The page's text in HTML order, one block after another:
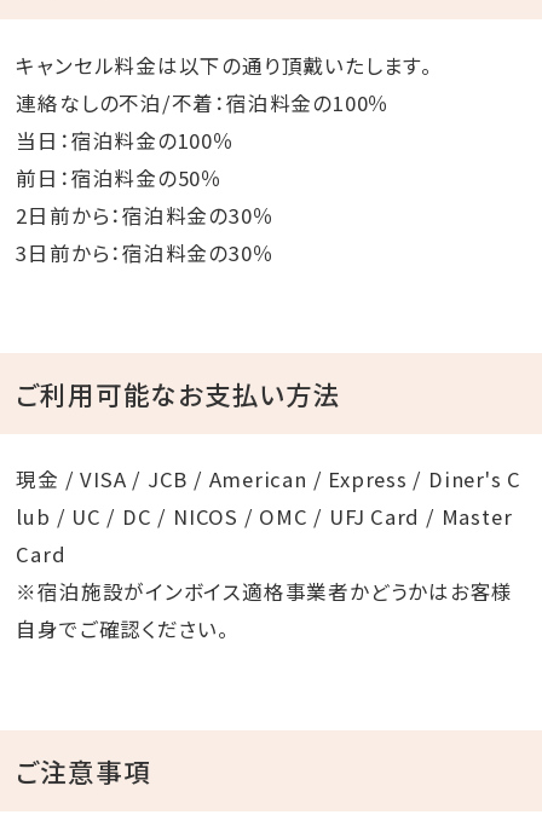
キャンセル料金は以下の通り頂戴いたします。
連絡なしの不泊/不着：宿泊料金の100％
当日：宿泊料金の100％
前日：宿泊料金の50％
2日前から：宿泊料金の30％
3日前から：宿泊料金の30％
ご利用可能なお支払い方法
現金 / VISA / JCB / American / Express / Diner's C
lub / UC / DC / NICOS / OMC / UFJ Card / Master
Card
※宿泊施設がインボイス適格事業者かどうかはお客様
自身でご確認ください。
ご注意事項